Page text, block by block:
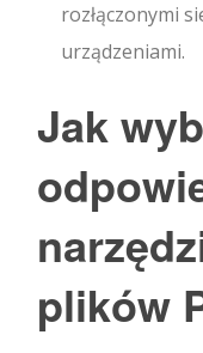
rozłączonymi
urządzeniami.
Jak
plików